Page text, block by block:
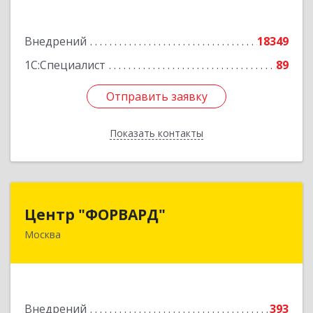
Внедрений
18349
1С:Специалист
89
Отправить заявку
Показать контакты
Отправить заявку
Назад
Центр "ФОРВАРД"
Москва
Внедрений
393
123060, Москва г, Маршала Рыбалко ул, дом №